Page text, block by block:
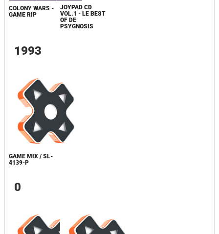
COLONY WARS -
GAME RIP
JOYPAD CD
VOL.1 - LE BEST
OF DE
PSYGNOSIS
1993
GAME MIX / SL-
4139-P
0